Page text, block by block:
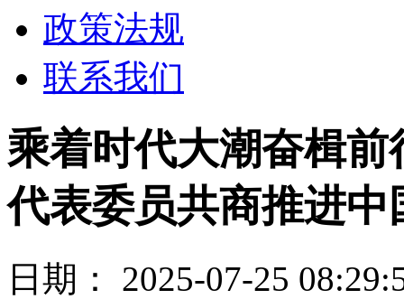
政策法规
联系我们
乘着时代大潮奋楫
代表委员共商推进
日期： 2025-07-25